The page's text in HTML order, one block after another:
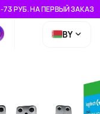
-73 РУБ. НА ПЕРВЫЙ ЗАКАЗ
BY